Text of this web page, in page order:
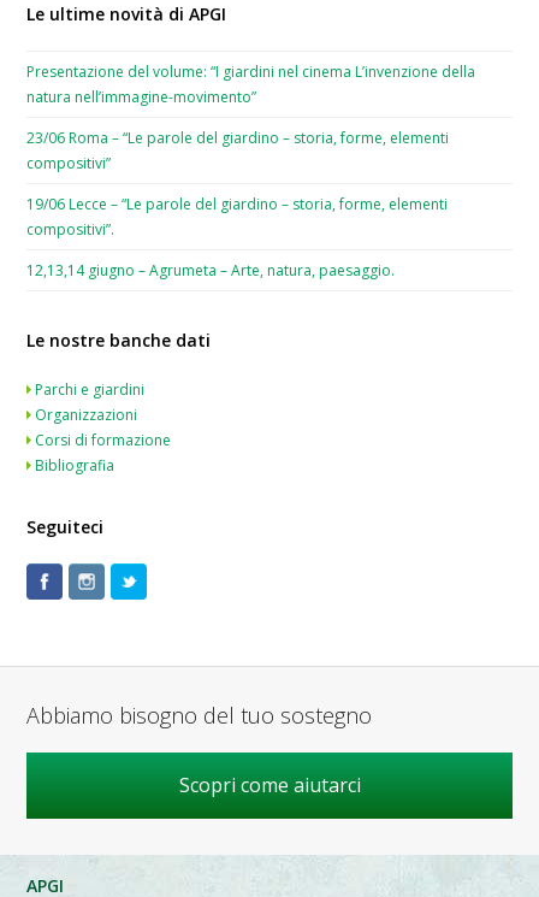
Le ultime novità di APGI
Presentazione del volume: “I giardini nel cinema L’invenzione della
natura nell’immagine-movimento”
23/06 Roma – “Le parole del giardino – storia, forme, elementi
compositivi”
19/06 Lecce – “Le parole del giardino – storia, forme, elementi
compositivi”.
12,13,14 giugno – Agrumeta – Arte, natura, paesaggio.
Le nostre banche dati
Parchi e giardini
Organizzazioni
Corsi di formazione
Bibliografia
Seguiteci
Abbiamo bisogno del tuo sostegno
Scopri come aiutarci
APGI